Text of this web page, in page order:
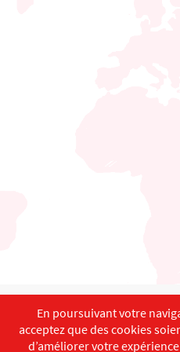
English
Copyright ©ISEC-AdW
En poursuivant votre
acceptez que des cookies
d’améliorer votre